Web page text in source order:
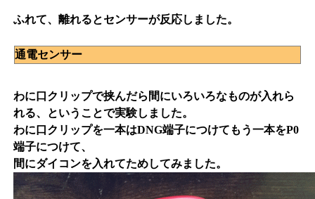
ふれて、離れるとセンサーが反応しました。
通電センサー
わに口クリップで挟んだら間にいろいろなものが入れら
れる、ということで実験しました。
わに口クリップを一本はDNG端子につけてもう一本をP0
端子につけて、
間にダイコンを入れてためしてみました。